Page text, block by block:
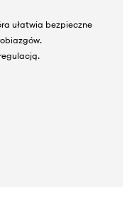
ułatwia bezpieczne